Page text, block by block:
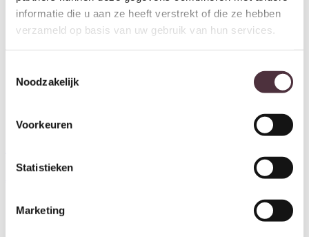
informatie die u aan ze heeft verstrekt of die ze hebben
verzameld op basis van uw gebruik van hun services.
Noodzakelijk
Voorkeuren
Statistieken
Marketing
150x45x55 cm mangohout
Tower Living dressoir Rivello
210x45x85 cm mangohout